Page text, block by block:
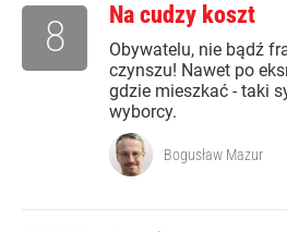
Na cudzy koszt
Obywatelu, nie bądź
czynszu! Nawet po
gdzie mieszkać - taki
wyborcy.
8
Bogusław Mazur